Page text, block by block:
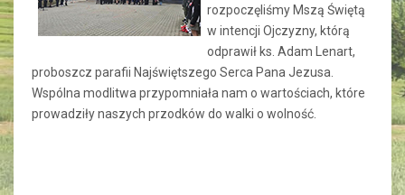
rozpoczęliśmy Mszą Świętą
w intencji Ojczyzny, którą
odprawił ks. Adam Lenart,
proboszcz parafii Najświętszego Serca Pana Jezusa.
Wspólna modlitwa przypomniała nam o wartościach, które
prowadziły naszych przodków do walki o wolność.